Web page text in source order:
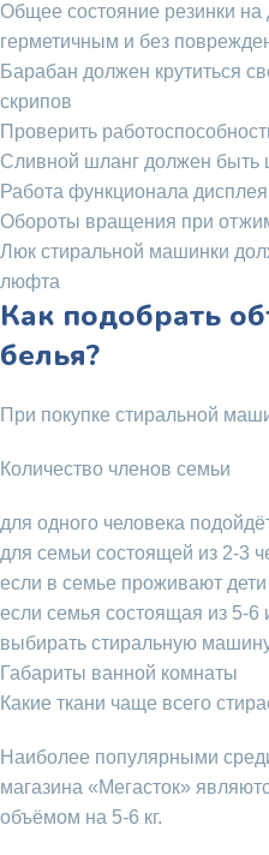
Общее состояние резинки
герметичным и без
Барабан должен крутиться
скрипов
Проверить
Сливной шланг должен быть
Работа функционала
Обороты вращения при
Люк стиральной машинки
люфта
Как подобрать
белья?
При покупке стиральной
Количество членов семьи
для одного человека
для семьи состоящей из 2-3
если в семье проживают дети
если семья состоящая из 5-6
выбирать стиральную
Габариты ванной комнаты
Какие ткани чаще всего
Наиболее популярными
магазина «Мегасток»
объёмом на 5-6 кг.